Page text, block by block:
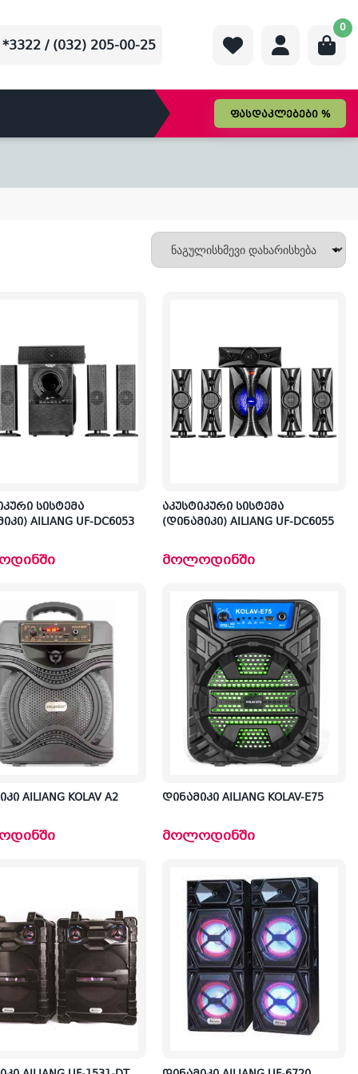
*3322 / (032) 205-00-25
0
ფასდაკლებები %
სისტემა
AILIANG UF-DC6053
აკუსტიკური სისტემა
(დინამიკი) AILIANG UF-DC6055
მოლოდინში
AILIANG KOLAV A2 დინამიკი AILIANG KOLAV-E75
მოლოდინში